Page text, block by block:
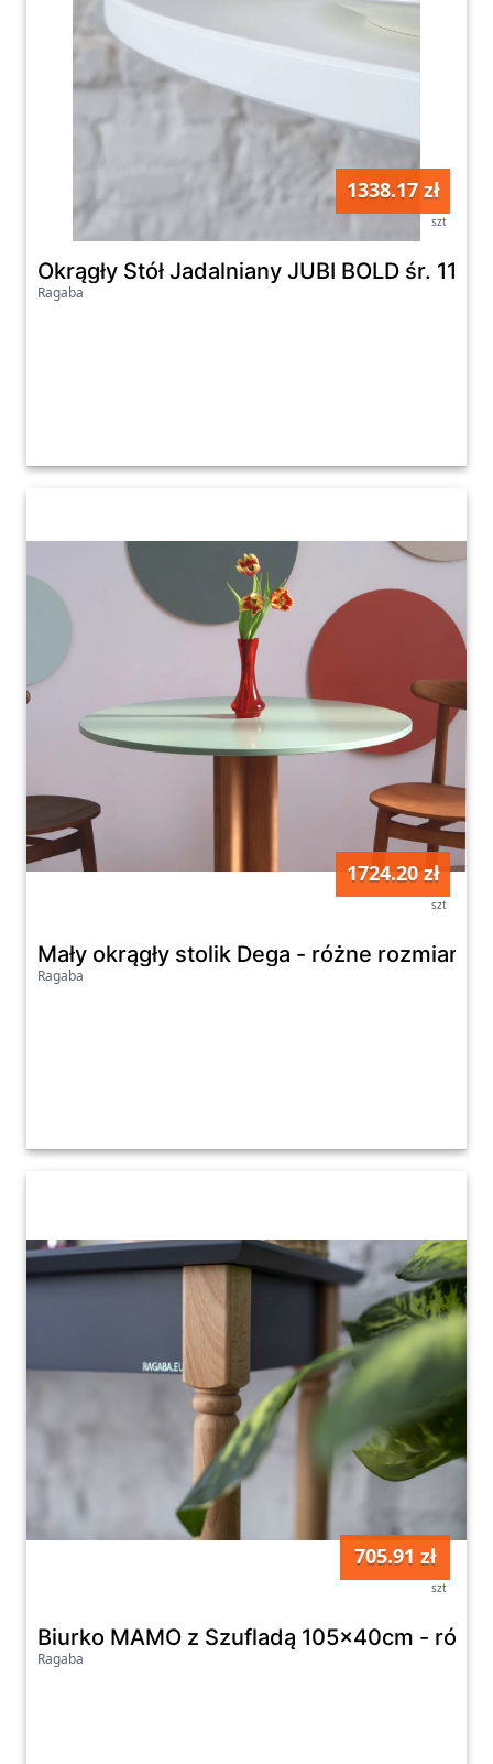
1338.17 zł
szt
Okrągły Stół Jadalniany JUBI BOLD śr.
Ragaba
1724.20 zł
szt
Mały okrągły stolik Dega - różne rozmiary i
Ragaba
705.91 zł
szt
Biurko MAMO z Szufladą 105x40cm -
Ragaba